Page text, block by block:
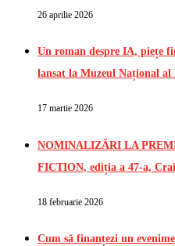
26 aprilie 2026
Un roman despre IA, piețe
lansat la Muzeul Național
17 martie 2026
NOMINALIZĂRI LA
FICTION, ediția a 47-a,
18 februarie 2026
Cum să finanțezi un